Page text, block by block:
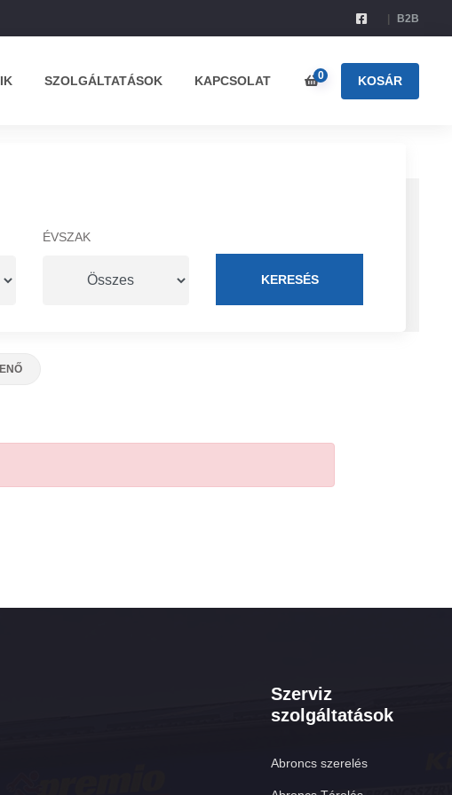
B2B
SZOLGÁLTATÁSOK KAPCSOLAT 0 KOSÁR
ÉVSZAK
KERESÉS
Szerviz
szolgáltatások
Abroncs szerelés